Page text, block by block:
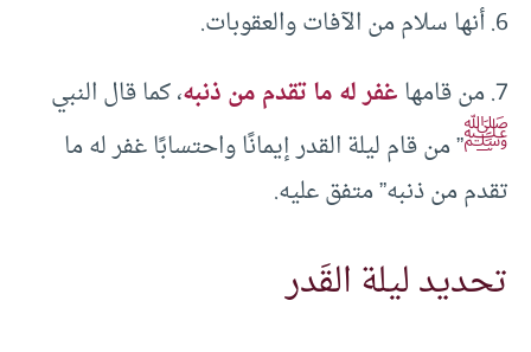
6. أنها سلام من الآفات والعقوبات.
7. من قامها
غفر له ما تقدم من ذنبه، كما قال النبي
ﷺ” من قام ليلة القدر إيمانًا واحتسابًا غفر له ما
تقدم من ذنبه” متفق عليه.
تحديد ليلة القَدر